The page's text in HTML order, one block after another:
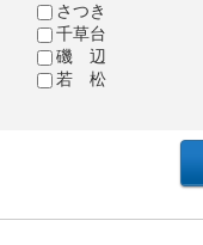
さつき
千草台
磯 辺
若 松